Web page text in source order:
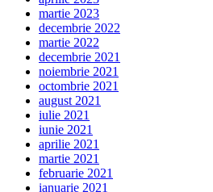
martie 2023
decembrie 2022
martie 2022
decembrie 2021
noiembrie 2021
octombrie 2021
august 2021
iulie 2021
iunie 2021
aprilie 2021
martie 2021
februarie 2021
ianuarie 2021